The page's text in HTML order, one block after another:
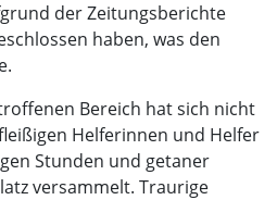
der Zeitungsberichte
haben, was den
Bereich hat sich nicht
Helferinnen und Helfer
Stunden und getaner
versammelt. Traurige